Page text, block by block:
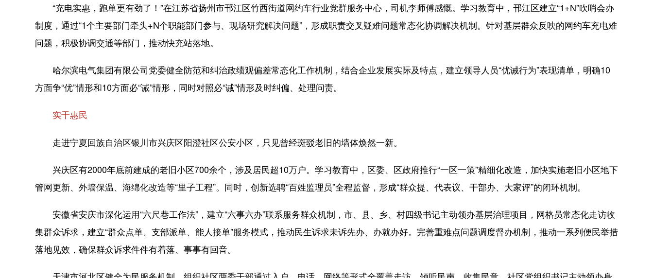
“充电实惠，跑单更有劲了！”在江苏省扬州市邗江区竹西街道网约车行业党群服务中心，司机李师傅感慨。学习教育中，邗江区建立“1+N”吹哨会办
制度，通过“1个主要部门牵头+N个职能部门参与、现场研究解决问题”，形成职责交叉疑难问题常态化协调解决机制。针对基层群众反映的网约车充电难
问题，积极协调交通等部门，推动快充站落地。
哈尔滨电气集团有限公司党委健全防范和纠治政绩观偏差常态化工作机制，结合企业发展实际及特点，建立领导人员“优诫行为”表现清单，明确10
方面争“优”情形和10方面必“诫”情形，同时对照必“诫”情形及时纠偏、处理问责。
实干惠民
走进宁夏回族自治区银川市兴庆区阳澄社区公安小区，只见曾经斑驳老旧的墙体焕然一新。
兴庆区有2000年底前建成的老旧小区700余个，涉及居民超10万户。学习教育中，区委、区政府推行“一区一策”精细化改造，加快实施老旧小区地下
管网更新、外墙保温、海绵化改造等“里子工程”。同时，创新选聘“百姓监理员”全程监督，形成“群众提、代表议、干部办、大家评”的闭环机制。
安徽省安庆市深化运用“六尺巷工作法”，建立“六事六办”联系服务群众机制，市、县、乡、村四级书记主动领办基层治理项目，网格员常态化走访收
集群众诉求，建立“群众点单、支部派单、能人接单”服务模式，推动民生诉求未诉先办、办就办好。完善重难点问题调度督办机制，推动一系列便民举措
落地见效，确保群众诉求件件有着落、事事有回音。